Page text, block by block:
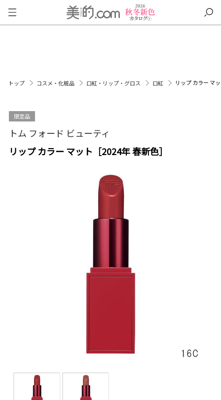
トップ コスメ・化粧品 口紅・リップ・グロス 口紅 リップ カラー マ
限定品
トム フォード ビューティ
リップ カラー マット［2024年 春新色］